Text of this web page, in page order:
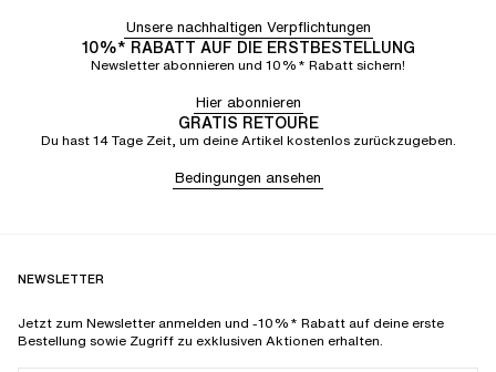
Unsere nachhaltigen Verpflichtungen
10%* RABATT AUF DIE ERSTBESTELLUNG
Newsletter abonnieren und 10%* Rabatt sichern!
Hier abonnieren
GRATIS RETOURE
Du hast 14 Tage Zeit, um deine Artikel kostenlos zurückzugeben.
Bedingungen ansehen
NEWSLETTER
Jetzt zum Newsletter anmelden und -10%* Rabatt auf deine erste
Bestellung sowie Zugriff zu exklusiven Aktionen erhalten.